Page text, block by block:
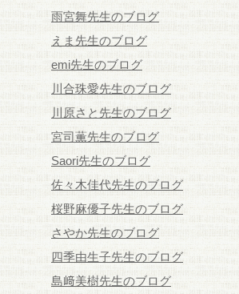
雨宮舞先生のブログ
えま先生のブログ
emi先生のブログ
川合珠愛先生のブログ
川原さと先生のブログ
宮司薫先生のブログ
Saori先生のブログ
佐々木佳代先生のブログ
桜野麻優子先生のブログ
さやか先生のブログ
四季由生子先生のブログ
島﨑美樹先生のブログ